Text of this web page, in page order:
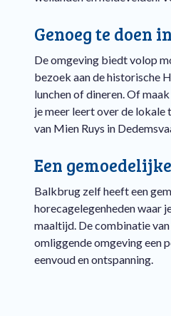
Genoeg te doen
De omgeving biedt volop
bezoek aan de historische
lunchen of dineren. Of
je meer leert over de lokale
van Mien Ruys in
Een
Balkbrug zelf heeft een
horecagelegenheden waar
maaltijd. De combinatie
omliggende omgeving een
eenvoud en ontspanning.